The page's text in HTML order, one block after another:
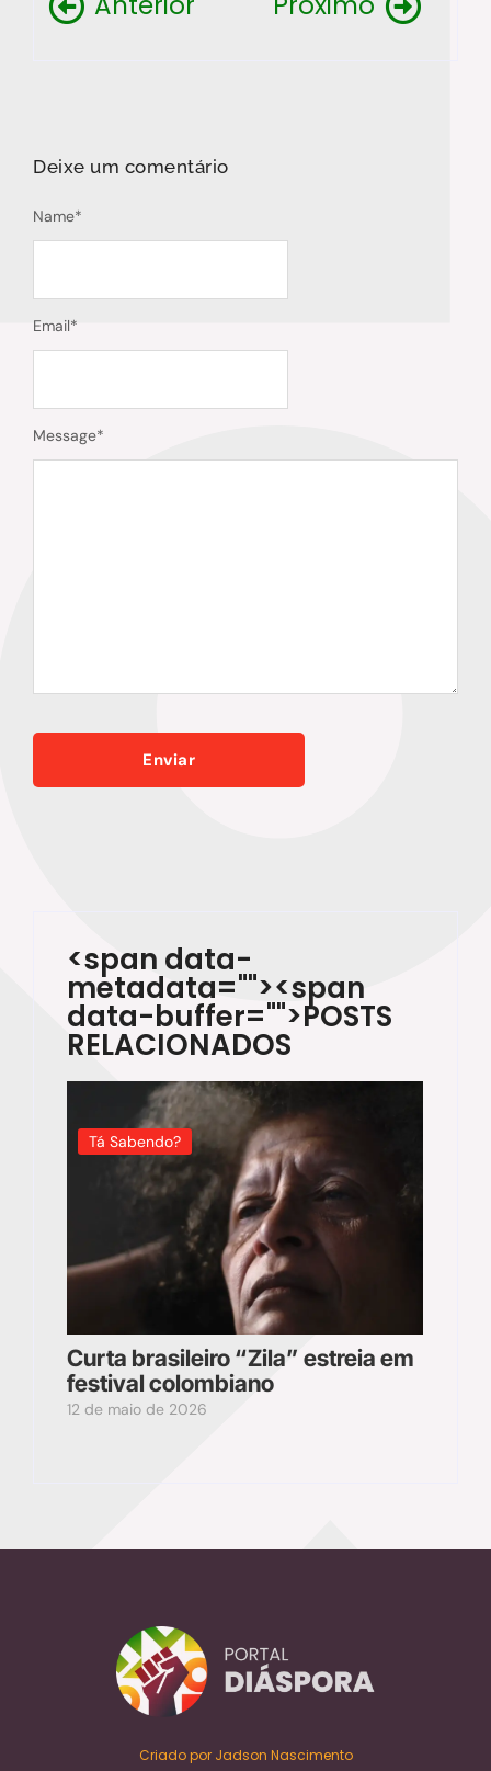
Deixe um comentário
Message*
Name*
Email*
<span data-
metadata=""><span
data-buffer="">POSTS
RELACIONADOS
Tá Sabendo?
Curta brasileiro “Zila” estreia em
festival colombiano
12 de maio de 2026
Criado por Jadson Nascimento